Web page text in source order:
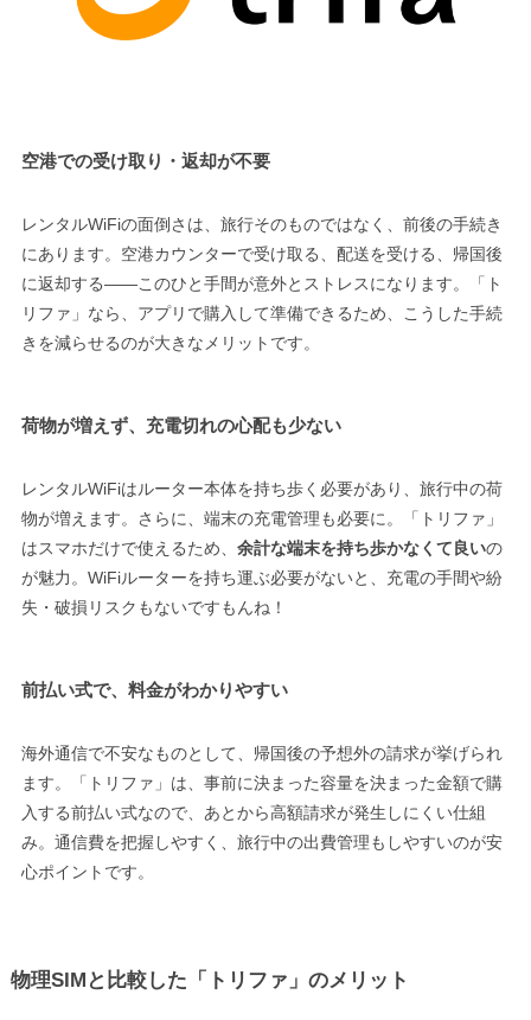
空港での受け取り・返却が不要
レンタルWiFiの面倒さは、旅行そのものではなく、前後の手続き
にあります。空港カウンターで受け取る、配送を受ける、帰国後
に返却する――このひと手間が意外とストレスになります。「ト
リファ」なら、アプリで購入して準備できるため、こうした手続
きを減らせるのが大きなメリットです。
荷物が増えず、充電切れの心配も少ない
レンタルWiFiはルーター本体を持ち歩く必要があり、旅行中の荷
物が増えます。さらに、端末の充電管理も必要に。「トリファ」
はスマホだけで使えるため、 余計な端末を持ち歩かなくて良いの
が魅力。WiFiルーターを持ち運ぶ必要がないと、充電の手間や紛
失・破損リスクもないですもんね！
前払い式で、料金がわかりやすい
海外通信で不安なものとして、帰国後の予想外の請求が挙げられ
ます。「トリファ」は、事前に決まった容量を決まった金額で購
入する前払い式なので、あとから高額請求が発生しにくい仕組
み。通信費を把握しやすく、旅行中の出費管理もしやすいのが安
心ポイントです。
物理SIMと比較した「トリファ」のメリット